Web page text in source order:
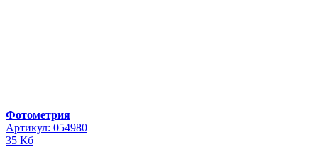
Фотометрия
Артикул: 054980
35 Кб